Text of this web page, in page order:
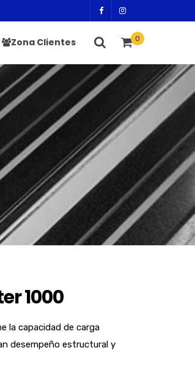
0
Zona Clientes
1000
la capacidad de carga
desempeño estructural y